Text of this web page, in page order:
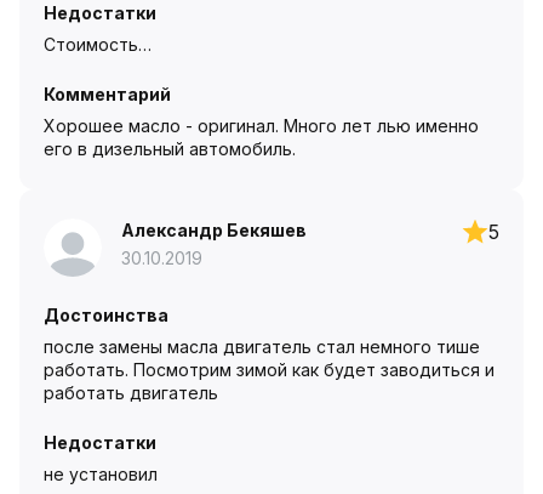
Недостатки
Стоимость…
Комментарий
Хорошее масло - оригинал. Много лет лью именно
его в дизельный автомобиль.
Александр Бекяшев
30.10.2019
5
Достоинства
после замены масла двигатель стал немного тише
работать. Посмотрим зимой как будет заводиться и
работать двигатель
Недостатки
не установил